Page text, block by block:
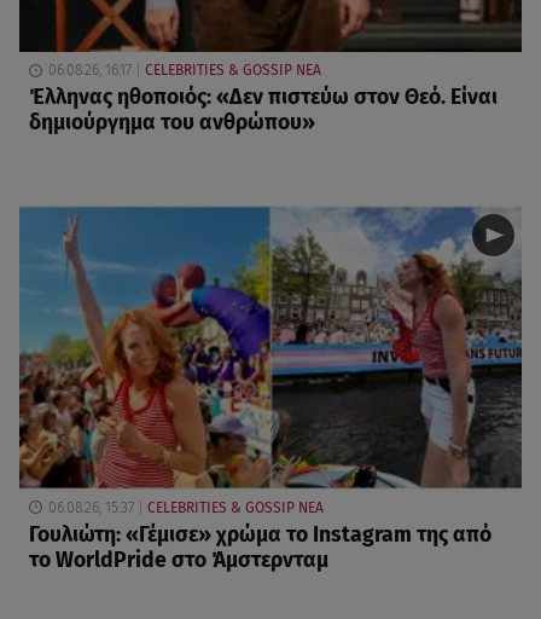
06.08.26, 16:17 CELEBRITIES & GOSSIP ΝΕΑ
Έλληνας ηθοποιός: «Δεν πιστεύω στον Θεό. Είναι
δημιούργημα του ανθρώπου»
06.08.26, 15:37 CELEBRITIES & GOSSIP ΝΕΑ
Γουλιώτη: «Γέμισε» χρώμα το Instagram της από
το WorldPride στο Άμστερνταμ